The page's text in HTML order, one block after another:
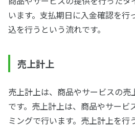
います。支払期日に入金確認を行
込を行うという流れです。
売上計上
売上計上は、商品やサービスの売
です。売上計上は、商品やサービ
ミングで行います。売上計上を行